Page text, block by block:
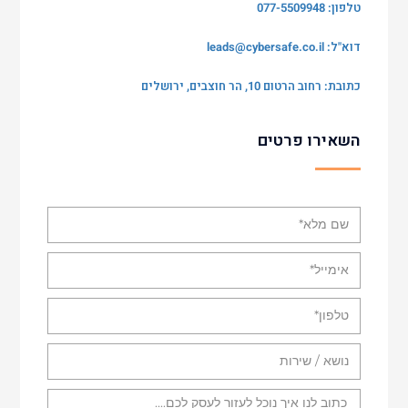
טלפון: 077-5509948
דוא"ל:leads@cybersafe.co.il
כתובת: רחוב הרטום 10, הר חוצבים, ירושלים
השאירו פרטים